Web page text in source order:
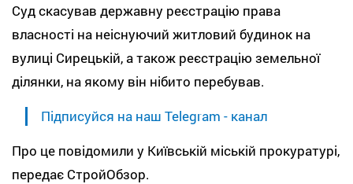
Суд скасував державну реєстрацію права
власності на неіснуючий житловий будинок на
вулиці Сирецькій, а також реєстрацію земельної
ділянки, на якому він нібито перебував.
Підписуйся на наш Telegram - канал
Про це повідомили у Київській міській прокуратурі,
передає СтройОбзор.